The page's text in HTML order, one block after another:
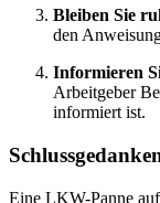
Bleiben Sie
den
Informieren
Arbeitgeber
informiert ist.
Eine LKW-Panne